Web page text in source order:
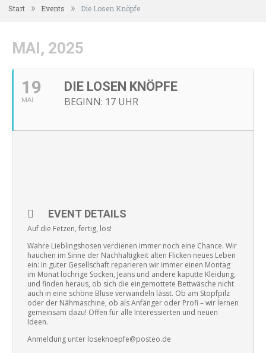
Start » Events » Die Losen Knöpfe
MAI, 2025
19
MAI
DIE LOSEN KNÖPFE
BEGINN: 17 UHR
EVENT DETAILS
Auf die Fetzen, fertig, los!
Wahre Lieblingshosen verdienen immer noch eine Chance. Wir
hauchen im Sinne der Nachhaltigkeit alten Flicken neues Leben
ein: In guter Gesellschaft reparieren wir immer einen Montag
im Monat löchrige Socken, Jeans und andere kaputte Kleidung,
und finden heraus, ob sich die eingemottete Bettwäsche nicht
auch in eine schöne Bluse verwandeln lässt. Ob am Stopfpilz
oder der Nähmaschine, ob als Anfänger oder Profi – wir lernen
gemeinsam dazu! Offen für alle Interessierten und neuen
Ideen.
Anmeldung unter loseknoepfe@posteo.de